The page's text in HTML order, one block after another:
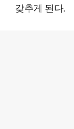
갖추게 된다.